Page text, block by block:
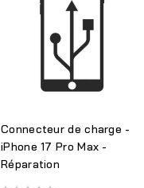
Connecteur de charge -
iPhone 17 Pro Max -
Réparation